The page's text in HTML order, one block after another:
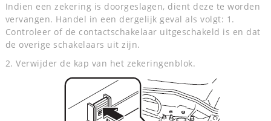
Indien een zekering is doorgeslagen, dient deze te worden
vervangen. Handel in een dergelijk geval als volgt: 1.
Controleer of de contactschakelaar uitgeschakeld is en dat
de overige schakelaars uit zijn.
2. Verwijder de kap van het zekeringenblok.